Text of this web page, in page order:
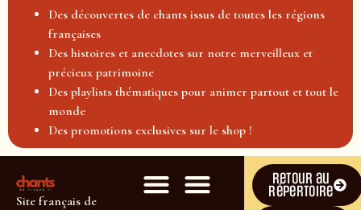
Des découvertes de chants issus de toutes les régions
françaises
Des histoires et anecdotes sur notre merveilleux et
précieux patrimoine
Des playlists thématiques pour animer partout et tout le
monde
Des promotions exclusives sur le shop !
Site français de
Retour au
répertoire